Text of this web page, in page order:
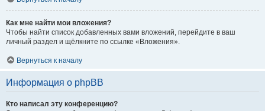
Как мне найти мои вложения?
Чтобы найти список добавленных вами вложений, перейдите в ваш
личный раздел и щёлкните по ссылке «Вложения».
Вернуться к началу
Информация о phpBB
Кто написал эту конференцию?